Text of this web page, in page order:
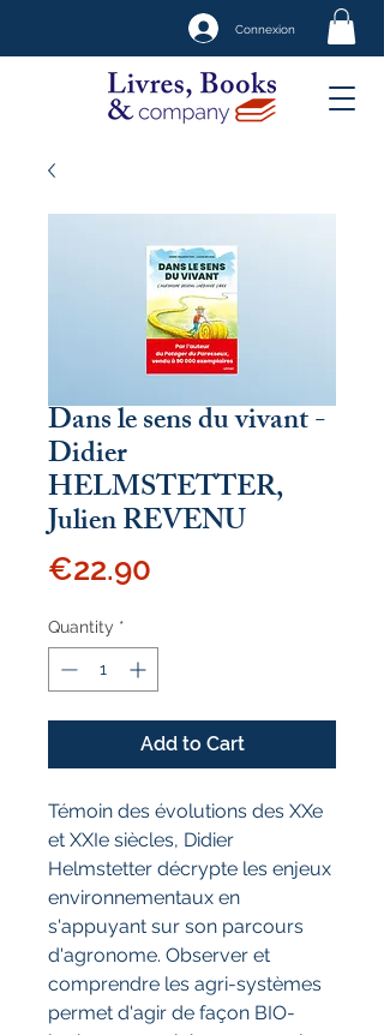
Connexion
Dans le sens du vivant -
Didier
HELMSTETTER,
Julien REVENU
€22.90
Quantity *
Add to Cart
Témoin des évolutions des XXe
et XXIe siècles, Didier
Helmstetter décrypte les enjeux
environnementaux en
s'appuyant sur son parcours
d'agronome. Observer et
comprendre les agri-systèmes
permet d'agir de façon BIO-